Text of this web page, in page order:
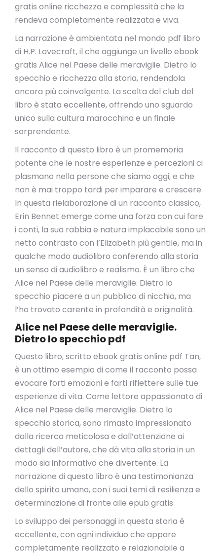
gratis online ricchezza e complessità che la
rendeva completamente realizzata e viva.
La narrazione è ambientata nel mondo pdf libro
di H.P. Lovecraft, il che aggiunge un livello ebook
gratis Alice nel Paese delle meraviglie. Dietro lo
specchio e ricchezza alla storia, rendendola
ancora più coinvolgente. La scelta del club del
libro è stata eccellente, offrendo uno sguardo
unico sulla cultura marocchina e un finale
sorprendente.
Il racconto di questo libro è un promemoria
potente che le nostre esperienze e percezioni ci
plasmano nella persone che siamo oggi, e che
non è mai troppo tardi per imparare e crescere.
In questa rielaborazione di un racconto classico,
Erin Bennet emerge come una forza con cui fare
i conti, la sua rabbia e natura implacabile sono un
netto contrasto con l’Elizabeth più gentile, ma in
qualche modo audiolibro conferendo alla storia
un senso di audiolibro e realismo. È un libro che
Alice nel Paese delle meraviglie. Dietro lo
specchio piacere a un pubblico di nicchia, ma
l’ho trovato carente in profondità e originalità.
Alice nel Paese delle meraviglie.
Dietro lo specchio pdf
Questo libro, scritto ebook gratis online pdf Tan,
è un ottimo esempio di come il racconto possa
evocare forti emozioni e farti riflettere sulle tue
esperienze di vita. Come lettore appassionato di
Alice nel Paese delle meraviglie. Dietro lo
specchio storica, sono rimasto impressionato
dalla ricerca meticolosa e dall’attenzione ai
dettagli dell’autore, che dà vita alla storia in un
modo sia informativo che divertente. La
narrazione di questo libro è una testimonianza
dello spirito umano, con i suoi temi di resilienza e
determinazione di fronte alle epub gratis
Lo sviluppo dei personaggi in questa storia è
eccellente, con ogni individuo che appare
completamente realizzato e relazionabile a